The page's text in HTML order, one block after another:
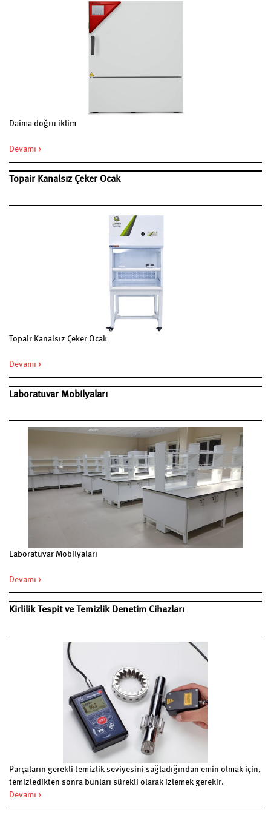
Daima doğru iklim
Devamı >
Topair Kanalsız Çeker Ocak
Topair Kanalsız Çeker Ocak
Devamı >
Laboratuvar Mobilyaları
Laboratuvar Mobilyaları
Devamı >
Kirlilik Tespit ve Temizlik Denetim Cihazları
Parçaların gerekli temizlik seviyesini sağladığından emin olmak için,
temizledikten sonra bunları sürekli olarak izlemek gerekir.
Bu amaç için özel olarak tasarlanmış olan, kullanımı kolay bir
fluoresans ölçüm teknolojisi, parçaların doğrudan süreçte
Devamı >